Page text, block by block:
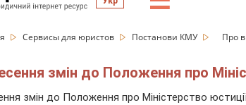
Сервисы для юристов Постанови КМУ Про
змін до Положення про
змін до Положення про Міністерство